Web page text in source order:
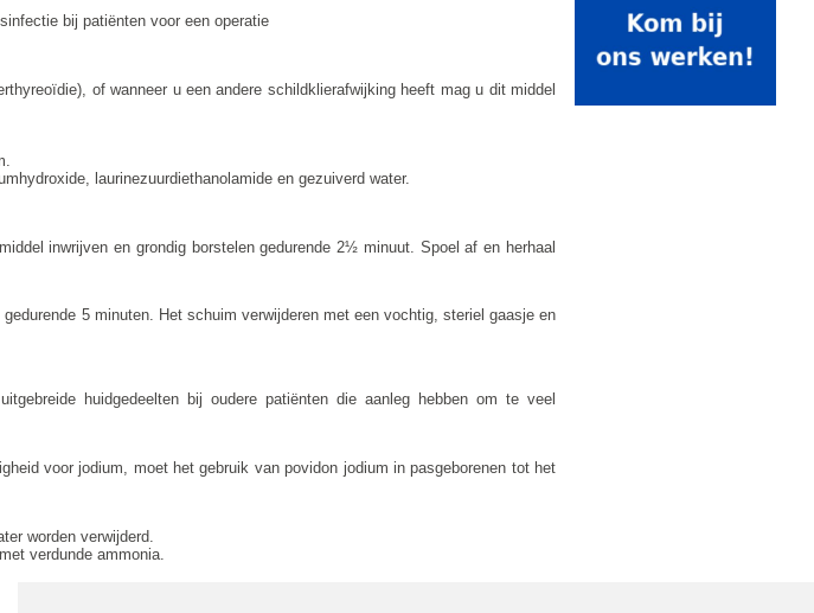
bij patiënten voor een operatie
of wanneer u een andere schildklierafwijking heeft mag u dit middel
laurinezuurdiethanolamide en gezuiverd water.
inwrijven en grondig borstelen gedurende 2½ minuut. Spoel af en herhaal
5 minuten. Het schuim verwijderen met een vochtig, steriel gaasje en
huidgedeelten bij oudere patiënten die aanleg hebben om te veel
voor jodium, moet het gebruik van povidon jodium in pasgeborenen tot het
worden verwijderd.
verdunde ammonia.